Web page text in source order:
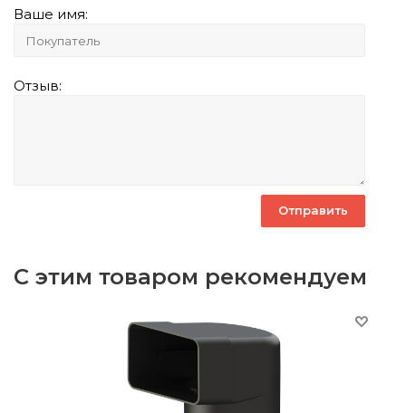
Ваше имя:
Отзыв:
С этим товаром рекомендуем